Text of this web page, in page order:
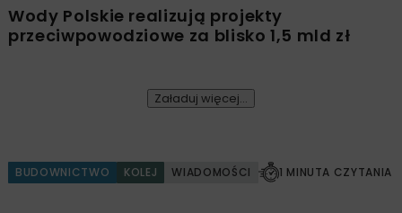
Wody Polskie realizują projekty
przeciwpowodziowe za blisko 1,5 mld zł
Załaduj więcej...
BUDOWNICTWO KOLEJ WIADOMOŚCI 1 MINUTA CZYTANIA